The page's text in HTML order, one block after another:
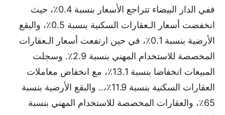
ففي الدار البيضاء تتراجع الأسعار بنسبة 0.4٪، حيث
انخفضت أسعار الـعقارات السكنية بنسبة 0.5٪، والبقع
الأرضية بنسبة 0.1٪، في حين ارتفعت أسعار الـعقارات
المخصصة للاستخدام المهني بنسبة 2.9٪. وسجلت
المبيعات انخفاضا بنسبة 13.1٪، مع انخفاض معاملات
العقارات السكنية بنسبة 11.9٪،.. والبقع الأرضية بنسبة
65٪، والعقارات المخصصة للاستخدام المهني بنسبة